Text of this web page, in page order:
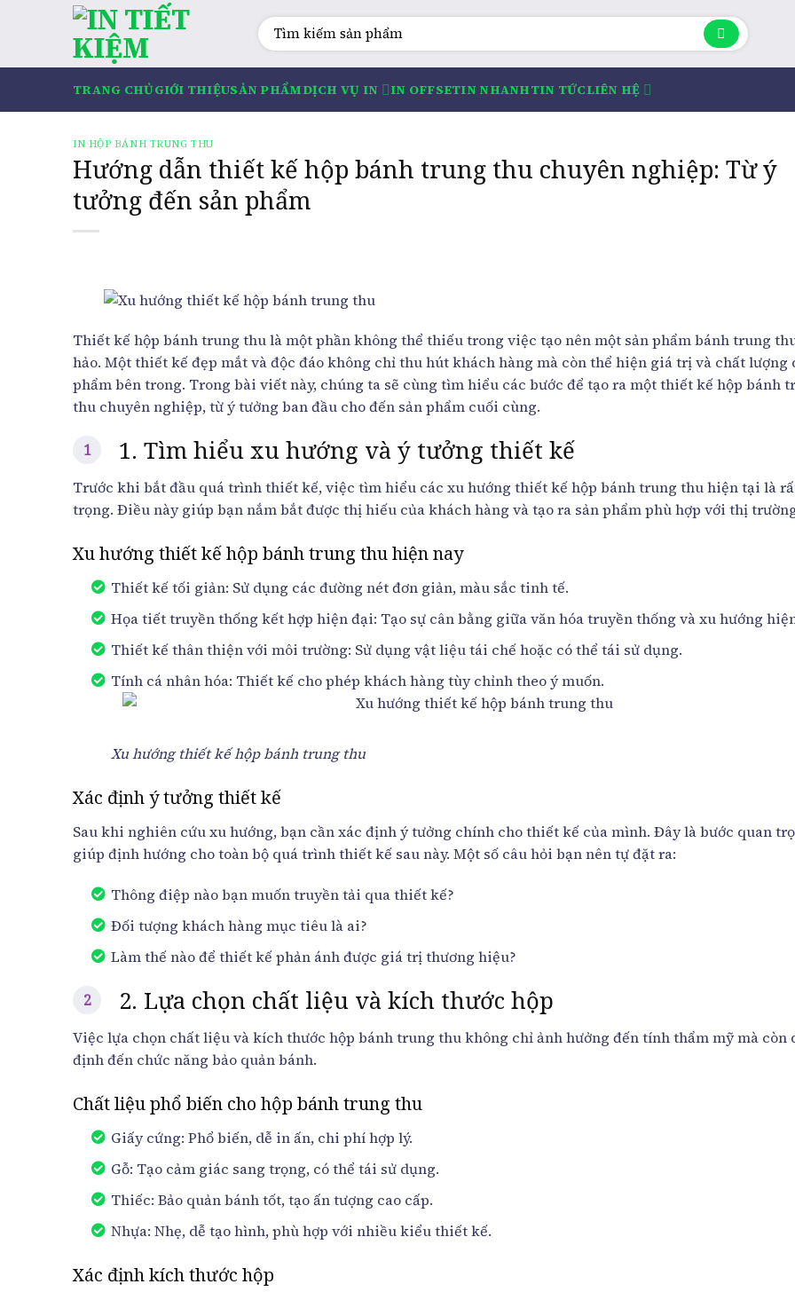
Tìm
kiếm:
TRANG CHỦGIỚI THIỆUSẢN PHẨMDỊCH VỤ IN IN OFFSETIN NHANHTIN TỨCLIÊN HỆ
IN HỘP BÁNH TRUNG THU
Hướng dẫn thiết kế hộp bánh trung thu chuyên nghiệp: Từ ý
tưởng đến sản phẩm
Thiết kế hộp bánh trung thu là một phần không thể thiếu trong việc tạo nên một sản phẩm bánh trung
hảo. Một thiết kế đẹp mắt và độc đáo không chỉ thu hút khách hàng mà còn thể hiện giá trị và chất lượng
phẩm bên trong. Trong bài viết này, chúng ta sẽ cùng tìm hiểu các bước để tạo ra một thiết kế hộp bánh
thu chuyên nghiệp, từ ý tưởng ban đầu cho đến sản phẩm cuối cùng.
1. Tìm hiểu xu hướng và ý tưởng thiết kế
Trước khi bắt đầu quá trình thiết kế, việc tìm hiểu các xu hướng thiết kế hộp bánh trung thu hiện tại là
trọng. Điều này giúp bạn nắm bắt được thị hiếu của khách hàng và tạo ra sản phẩm phù hợp với thị
Xu hướng thiết kế hộp bánh trung thu hiện nay
Thiết kế tối giản: Sử dụng các đường nét đơn giản, màu sắc tinh tế.
Họa tiết truyền thống kết hợp hiện đại: Tạo sự cân bằng giữa văn hóa truyền thống và xu hướng
Thiết kế thân thiện với môi trường: Sử dụng vật liệu tái chế hoặc có thể tái sử dụng.
Tính cá nhân hóa: Thiết kế cho phép khách hàng tùy chỉnh theo ý muốn.
Xu hướng thiết kế hộp bánh trung thu
Xác định ý tưởng thiết kế
Sau khi nghiên cứu xu hướng, bạn cần xác định ý tưởng chính cho thiết kế của mình. Đây là bước quan
giúp định hướng cho toàn bộ quá trình thiết kế sau này. Một số câu hỏi bạn nên tự đặt ra:
Thông điệp nào bạn muốn truyền tải qua thiết kế?
Đối tượng khách hàng mục tiêu là ai?
Làm thế nào để thiết kế phản ánh được giá trị thương hiệu?
2. Lựa chọn chất liệu và kích thước hộp
Việc lựa chọn chất liệu và kích thước hộp bánh trung thu không chỉ ảnh hưởng đến tính thẩm mỹ mà còn
định đến chức năng bảo quản bánh.
Chất liệu phổ biến cho hộp bánh trung thu
Giấy cứng: Phổ biến, dễ in ấn, chi phí hợp lý.
Gỗ: Tạo cảm giác sang trọng, có thể tái sử dụng.
Thiếc: Bảo quản bánh tốt, tạo ấn tượng cao cấp.
Nhựa: Nhẹ, dễ tạo hình, phù hợp với nhiều kiểu thiết kế.
Xác định kích thước hộp